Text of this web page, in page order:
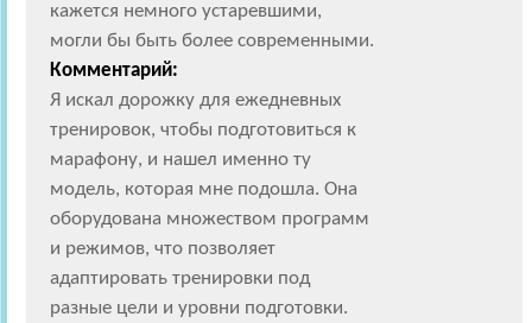
кажется немного устаревшими,
могли бы быть более современными.
Комментарий:
Я искал дорожку для ежедневных
тренировок, чтобы подготовиться к
марафону, и нашел именно ту
модель, которая мне подошла. Она
оборудована множеством программ
и режимов, что позволяет
адаптировать тренировки под
разные цели и уровни подготовки.